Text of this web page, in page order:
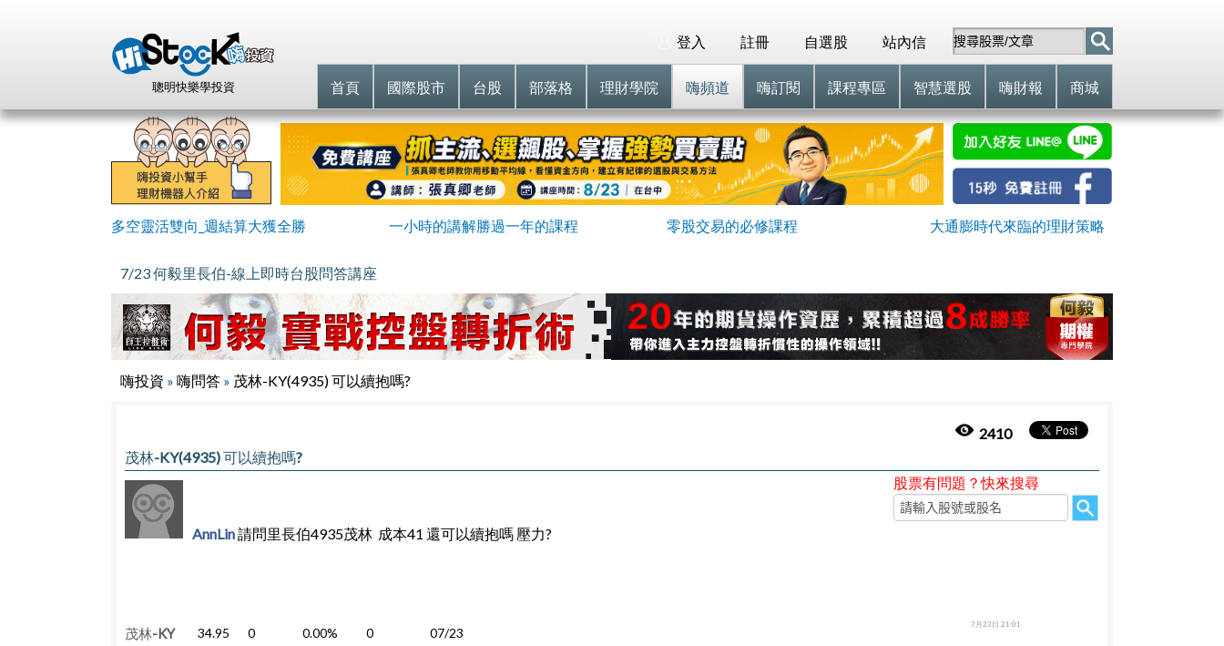
聰明快樂學投資
站內信
自選股
註冊
登入
首頁 國際股市 台股 部落格 理財學院 嗨頻道 嗨訂閱 課程專區 智慧選股 嗨財報 商城
多空靈活雙向_週結算大獲全勝 一小時的講解勝過一年的課程 零股交易的必修課程 大通膨時代來臨的理財策略
7/23 何毅里長伯-線上即時台股問答講座
嗨投資 » 嗨問答 » 茂林-KY(4935) 可以續抱嗎?
2410
茂林-KY(4935) 可以續抱嗎?
股票有問題？快來搜尋
AnnLin請問里長伯4935茂林 成本41 還可以續抱嗎 壓力?
7月23日 21:01
茂林-KY 34.95 0 0.00% 0 07/23